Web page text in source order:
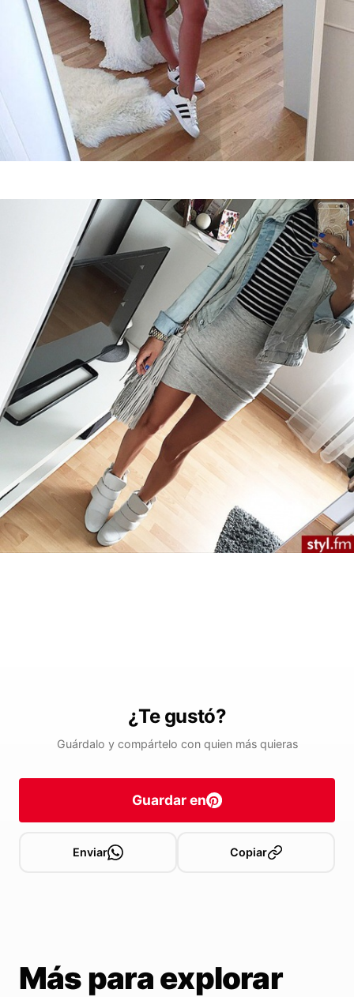
¿Te gustó?
Guárdalo y compártelo con quien más quieras
Guardar en
Enviar Copiar
Más para explorar